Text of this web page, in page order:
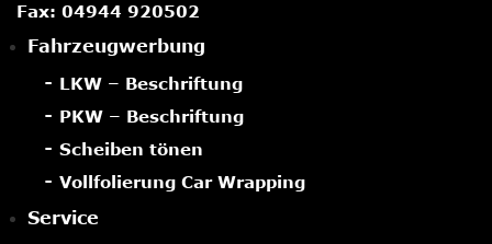
Fax: 04944 920502
Fahrzeugwerbung
LKW – Beschriftung
PKW – Beschriftung
Scheiben tönen
Vollfolierung Car Wrapping
Service